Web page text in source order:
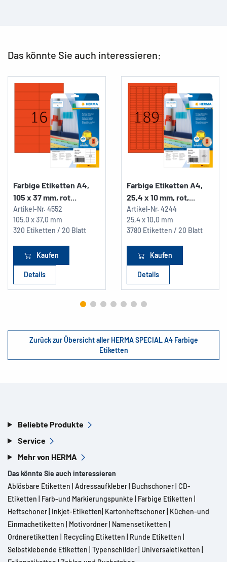
Das könnte Sie auch interessieren:
Farbige Etiketten A4,
105 x 37 mm, rot...
Artikel-Nr. 4552
105,0 x 37,0 mm
320 Etiketten / 20 Blatt
Kaufen
Details
Farbige Etiketten A4,
25,4 x 10 mm, rot,...
Artikel-Nr. 4244
25,4 x 10,0 mm
3780 Etiketten / 20 Blatt
Kaufen
Details
Zurück zur Übersicht aller HERMA SPECIAL A4 Farbige
Etiketten
Beliebte Produkte
Service
Mehr von HERMA
Das könnte Sie auch interessieren
Ablösbare Etiketten Adressaufkleber Buchschoner CD-
Etiketten
Farb-und Markierungspunkte Farbige Etiketten
Heftschoner Inkjet-Etiketten Kartonheftschoner Küchen-und
Einmachetiketten
Motivordner Namensetiketten
Ordneretiketten
Recycling Etiketten Runde Etiketten
Selbstklebende Etiketten Typenschilder Universaletiketten